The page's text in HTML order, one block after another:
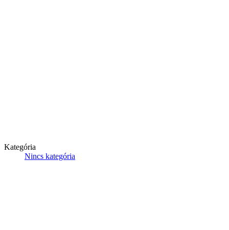
Kategória
Nincs kategória